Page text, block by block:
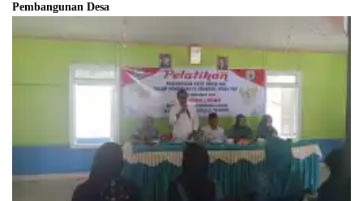
Pembangunan Desa